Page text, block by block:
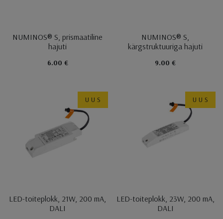
NUMINOS® S, prismaatiline
hajuti
6.00 €
NUMINOS® S,
kärgstruktuuriga hajuti
9.00 €
UUS
LED-toiteplokk, 21W, 200 mA,
DALI
UUS
LED-toiteplokk, 23W, 200 mA,
DALI